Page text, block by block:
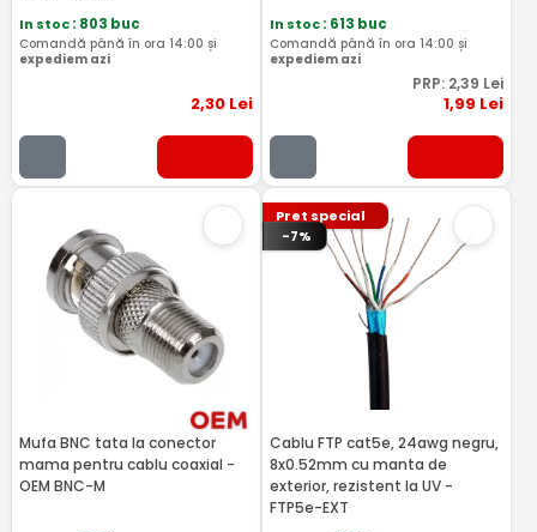
In stoc: 803 buc
Comandă până în ora 14:00 și
expediem azi
2,30Lei
In stoc: 613 buc
Comandă până în ora 14:00 și
expediem azi
PRP: 2,39 Lei
1,99 Lei
Mufa BNC tata la conector
mama pentru cablu coaxial -
OEM BNC-M
Pret special
-7%
Cablu FTP cat5e, 24awg negru,
8x0.52mm cu manta de
exterior, rezistent la UV -
FTP5e-EXT